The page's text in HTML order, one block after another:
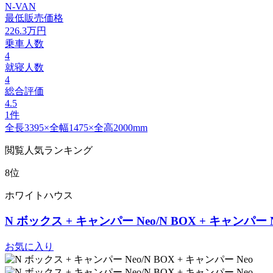
N-VAN
最低販売価格
226.3万円
乗車人数
4
就寝人数
4
総合評価
4.5
1件
全長3395×全幅1475×全高2000mm
閲覧人気ランキング
8位
ホワイトハウス
N ボックス + キャンパー Neo/N BOX + キャンパー
お気に入り